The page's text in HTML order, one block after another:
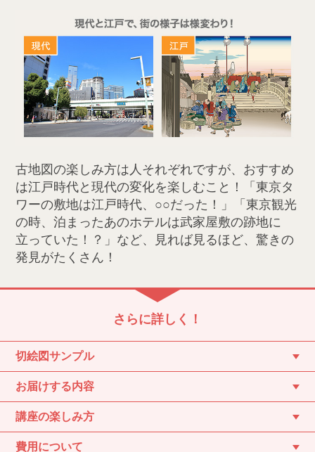
古地図の楽しみ方は人それぞれですが、おすすめ
は江戸時代と現代の変化を楽しむこと！「東京タ
ワーの敷地は江戸時代、○○だった！」「東京観光
の時、泊まったあのホテルは武家屋敷の跡地に
立っていた！？」など、見れば見るほど、驚きの
発見がたくさん！
さらに詳しく！
切絵図サンプル
お届けする内容
講座の楽しみ方
費用について